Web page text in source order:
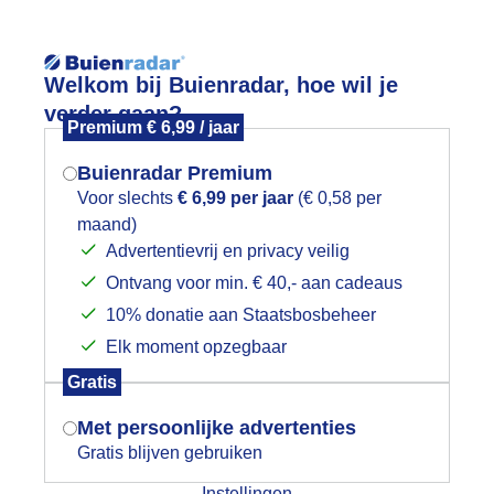
Welkom bij Buienradar, hoe wil je
verder gaan?
Premium € 6,99 / jaar
Buienradar Premium
Voor slechts € 6,99 per jaar (€ 0,58 per
maand)
Advertentievrij en privacy veilig
Ontvang voor min. € 40,- aan cadeaus
10% donatie aan Staatsbosbeheer
Elk moment opzegbaar
Gratis
Met persoonlijke advertenties
Gratis blijven gebruiken
Lees meer.
Foto en video Weerzine
Zoeken in
mooie herfstdag langs de Nieuwe
Mogen we je locatie gebruiken voor
het weer?
Indien je hier nog geen akkoord op hebt
gegeven, verschijnt er zo een pop-up uit
je browser waarin deze toestemming
gevraagd wordt.